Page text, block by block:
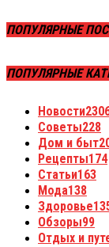
ПОПУЛЯРНЫЕ
ПОПУЛЯРНЫЕ
Новости
Советы228
Дом и быт
Рецепты174
Статьи163
Мода138
Здоровье
Обзоры99
Отдых и